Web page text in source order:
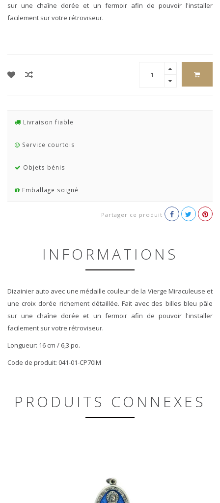
sur une chaîne dorée et un fermoir afin de pouvoir l'installer
facilement sur votre rétroviseur.
Livraison fiable
Service courtois
Objets bénis
Emballage soigné
Partager ce produit
INFORMATIONS
Dizainier auto avec une médaille couleur de la Vierge Miraculeuse et
une croix dorée richement détaillée. Fait avec des billes bleu pâle
sur une chaîne dorée et un fermoir afin de pouvoir l'installer
facilement sur votre rétroviseur.
Longueur: 16 cm / 6,3 po.
Code de produit: 041-01-CP70IM
PRODUITS CONNEXES